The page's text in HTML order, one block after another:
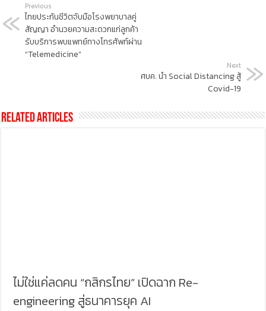
Previous
ไทยประกันชีวิตจับมือโรงพยาบาลคู่
สัญญา อำนวยความสะดวกแก่ลูกค้า
รับบริการพบแพทย์ทางโทรศัพท์ผ่าน
“Telemedicine”
Next
ศบค. นำ Social Distancing สู้
Covid-19
Related Articles
ไม่ใช่แค่ลดคน “กสิกรไทย” เปิดฉาก Re-
engineering สู่ธนาคารยุค AI